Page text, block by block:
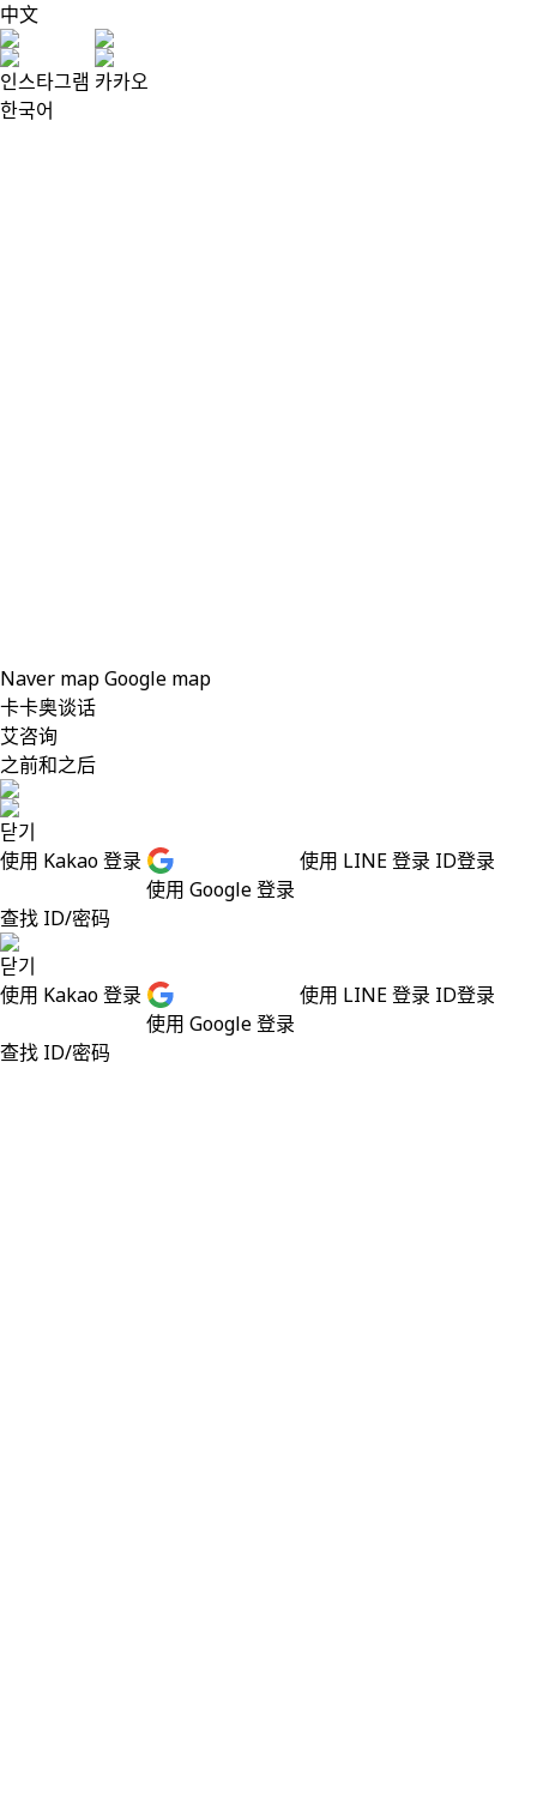
中文
인스타그램 카카오
한국어
Naver mapGoogle map
卡卡奥谈话
艾咨询
之前和之后
닫기
使用 Kakao 登录
使用 Google 登录
使用 LINE 登录 ID登录
查找 ID/密码
닫기
使用 Kakao 登录
使用 Google 登录
使用 LINE 登录 ID登录
查找 ID/密码